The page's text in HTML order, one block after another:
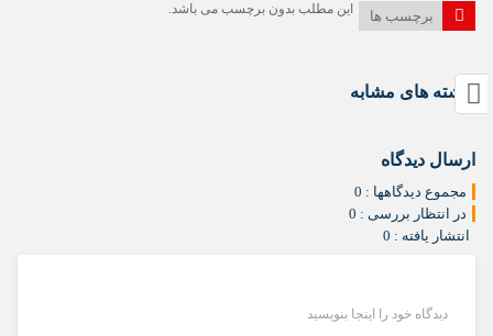
برچسب ها این مطلب بدون برچسب می باشد.
نوشته های مشابه
ارسال دیدگاه
مجموع دیدگاهها : 0
در انتظار بررسی : 0
انتشار یافته : 0
دیدگاه خود را اینجا بنویسید